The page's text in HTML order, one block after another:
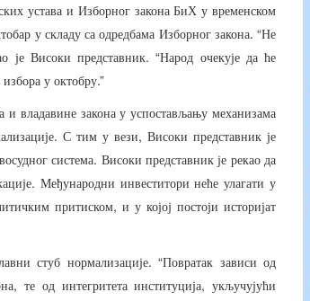
устава и Изборног закона БиХ у временском
у складу са одредбама Изборног закона. “Не
је Високи представник. “Народ очекује да ће
избора у октобру.”
и владавине закона у успостављању механизама
. С тим у вези, Високи представник је
система. Високи представник је рекао да
. Међународни инвеститори неће улагати у
притиском, и у којој постоји историјат
стуб нормализације. “Повратак зависи од
,те од интегритета институција,укључујући